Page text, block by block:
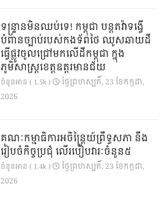
ទន្ទ្រានមិនឈប់ទេ! កម្ពុជា បន្តតវ៉ាទង្វើ
បំពានច្បាប់របស់កងទ័ពថៃ ឈូសឆាយដី
ធ្វើផ្លូវចូលជ្រៅមកលើដីកម្ពុជា ក្នុង
ភូមិសាស្ត្រខេត្តឧត្តរមានជ័យ
ចំនួនអាន ( 1.5k )
ថ្ងៃ​ព្រហស្បតិ៍, 23 ខែ​កក្កដា,
2026
គណៈកម្មាធិការអចិន្ត្រៃយ៍ព្រឹទ្ធសភា នឹង
រៀបចំកិច្ចប្រជុំ លើរបៀបវារៈចំនួន៥
ចំនួនអាន ( 1.4k )
ថ្ងៃ​ព្រហស្បតិ៍, 23 ខែ​កក្កដា,
2026